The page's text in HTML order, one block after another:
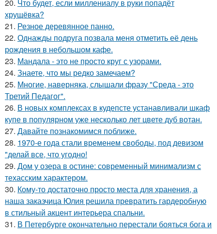
20. Что будет, если миллениалу в руки попадёт
хрущёвка?
21. Резное деревянное панно.
22. Однажды подруга позвала меня отметить её день
рождения в небольшом кафе.
23. Мандала - это не просто круг с узорами.
24. Знаете, что мы редко замечаем?
25. Многие, наверняка, слышали фразу "Среда - это
Третий Педагог".
26. В новых комплексах в кудепсте устанавливали шкаф
купе в популярном уже несколько лет цвете дуб вотан.
27. Давайте познакомимся поближе.
28. 1970-е года стали временем свободы, под девизом
"делай все, что угодно!
29. Дом у озера в остине: современный минимализм с
техасским характером.
30. Кому-то достаточно просто места для хранения, а
наша заказчица Юлия решила превратить гардеробную
в стильный акцент интерьера спальни.
31. В Петербурге окончательно перестали бояться бога и